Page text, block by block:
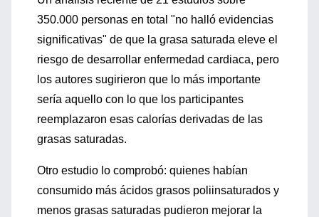
350.000 personas en total "no halló evidencias
significativas" de que la grasa saturada eleve el
riesgo de desarrollar enfermedad cardiaca, pero
los autores sugirieron que lo más importante
sería aquello con lo que los participantes
reemplazaron esas calorías derivadas de las
grasas saturadas.
Otro estudio lo comprobó: quienes habían
consumido más ácidos grasos poliinsaturados y
menos grasas saturadas pudieron mejorar la